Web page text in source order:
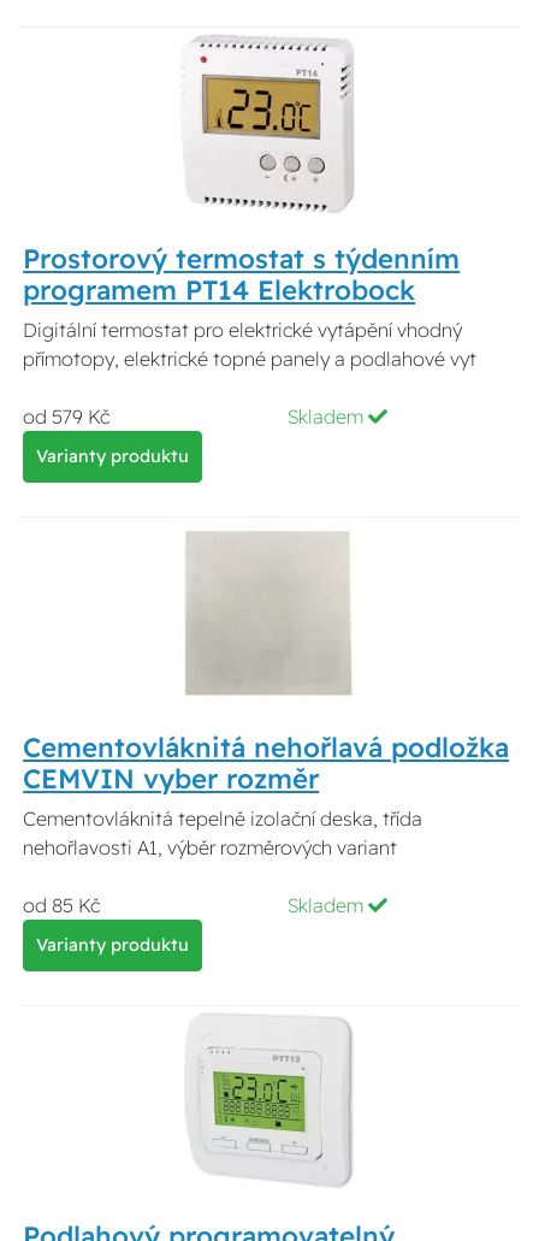
Prostorový termostat s týdenním
programem PT14 Elektrobock
Digitální termostat pro elektrické vytápění vhodný
přímotopy, elektrické topné panely a podlahové vyt
od 579 Kč Skladem
Varianty produktu
Cementovláknitá nehořlavá podložka
CEMVIN vyber rozměr
Cementovláknitá tepelně izolační deska, třída
nehořlavosti A1, výběr rozměrových variant
od 85 Kč Skladem
Varianty produktu